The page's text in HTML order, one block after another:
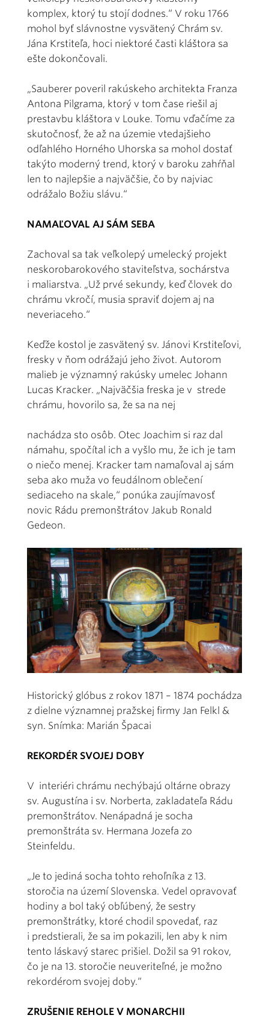
komplex, ktorý tu stojí dodnes.“ V roku 1766
mohol byť slávnostne vysvätený Chrám sv.
Jána Krstiteľa, hoci niektoré časti kláštora sa
ešte dokončovali.
„Sauberer poveril rakúskeho architekta Franza
Antona Pilgrama, ktorý v tom čase riešil aj
prestavbu kláštora v Louke. Tomu vďačíme za
skutočnosť, že až na územie vtedajšieho
odľahlého Horného Uhorska sa mohol dostať
takýto moderný trend, ktorý v baroku zahŕňal
len to najlepšie a najväčšie, čo by najviac
odrážalo Božiu slávu.“
NAMAĽOVAL AJ SÁM SEBA
Zachoval sa tak veľkolepý umelecký projekt
neskorobarokového staviteľstva, sochárstva
i maliarstva. „Už prvé sekundy, keď človek do
chrámu vkročí, musia spraviť dojem aj na
neveriaceho.“
Keďže kostol je zasvätený sv. Jánovi Krstiteľovi,
fresky v ňom odrážajú jeho život. Autorom
malieb je významný rakúsky umelec Johann
Lucas Kracker. „Najväčšia freska je v strede
chrámu, hovorilo sa, že sa na nej
nachádza sto osôb. Otec Joachim si raz dal
námahu, spočítal ich a vyšlo mu, že ich je tam
o niečo menej. Kracker tam namaľoval aj sám
seba ako muža vo feudálnom oblečení
sediaceho na skale,“ ponúka zaujímavosť
novic Rádu premonštrátov Jakub Ronald
Gedeon.
Historický glóbus z rokov 1871 – 1874 pochádza
z dielne významnej pražskej firmy Jan Felkl &
syn. Snímka: Marián Špacai
REKORDÉR SVOJEJ DOBY
V interiéri chrámu nechýbajú oltárne obrazy
sv. Augustína i sv. Norberta, zakladateľa Rádu
premonštrátov. Nenápadná je socha
premonštráta sv. Hermana Jozefa zo
Steinfeldu.
„Je to jediná socha tohto rehoľníka z 13.
storočia na území Slovenska. Vedel opravovať
hodiny a bol taký obľúbený, že sestry
premonštrátky, ktoré chodil spovedať, raz
i predstierali, že sa im pokazili, len aby k nim
tento láskavý starec prišiel. Dožil sa 91 rokov,
čo je na 13. storočie neuveriteľné, je možno
rekordérom svojej doby.“
ZRUŠENIE REHOLE V MONARCHII